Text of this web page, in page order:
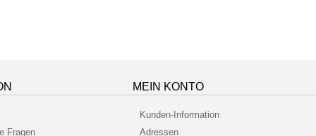
Fragen
MEIN KONTO
Kunden-Information
Adressen